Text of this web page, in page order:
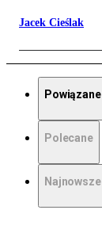
Jacek Cieślak
Powiązane
Polecane
Najnowsze